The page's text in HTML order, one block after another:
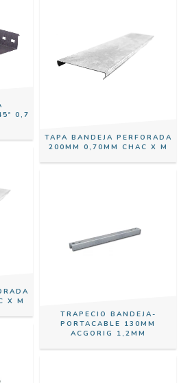
0,7
TAPA BANDEJA PERFORADA
200MM 0,70MM CHAC X M
X M
TRAPECIO BANDEJA-
PORTACABLE 130MM
ACGORIG 1,2MM